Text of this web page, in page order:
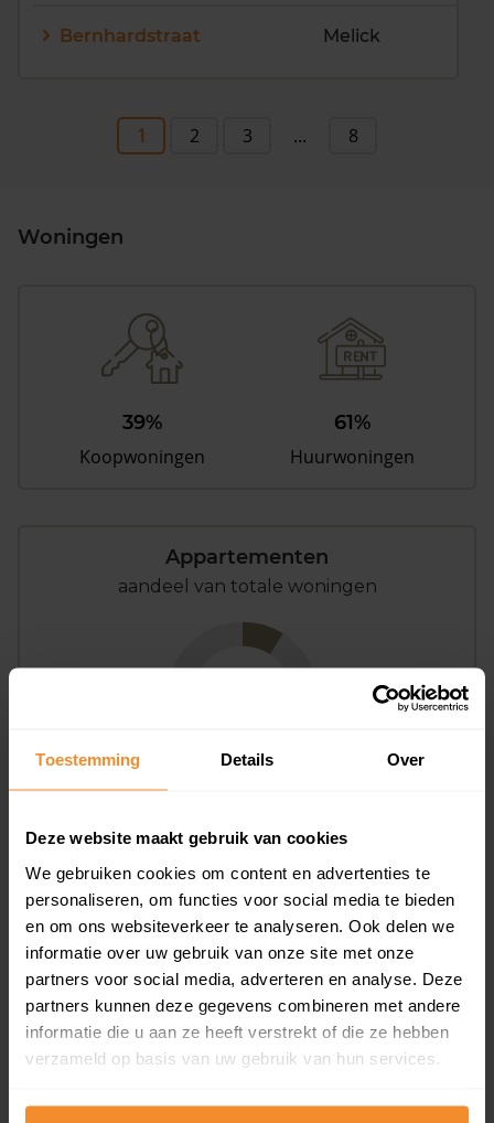
Toestemming Details Over
Deze website maakt gebruik van cookies
We gebruiken cookies om content en advertenties te
personaliseren, om functies voor social media te bieden
en om ons websiteverkeer te analyseren. Ook delen we
informatie over uw gebruik van onze site met onze
partners voor social media, adverteren en analyse. Deze
partners kunnen deze gegevens combineren met andere
informatie die u aan ze heeft verstrekt of die ze hebben
verzameld op basis van uw gebruik van hun services.
Bernhardstraat Melick
1 2 3 ... 8
Woningen
39%
Koopwoningen
61%
Huurwoningen
Appartementen
aandeel van totale woningen
T/m 1945
7%